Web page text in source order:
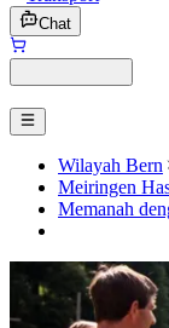
Chat
Wilayah Bern
Meiringen
Memanah